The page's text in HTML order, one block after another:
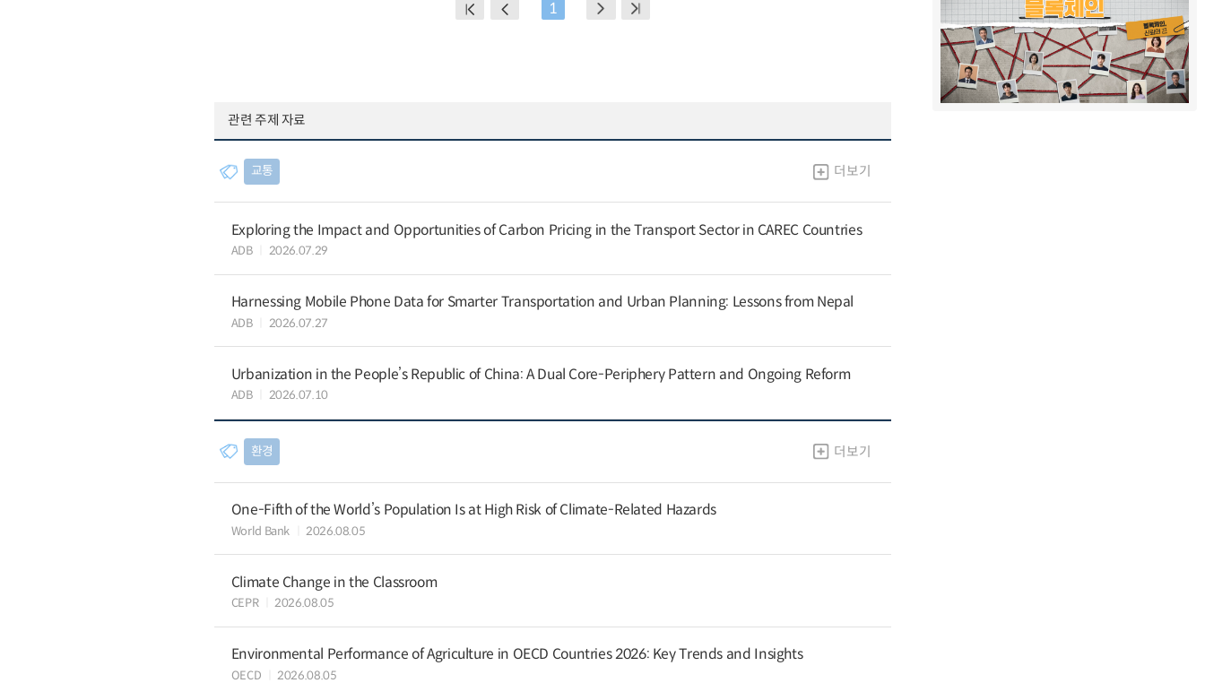
1
관련 주제 자료
교통 더보기
Exploring the Impact and Opportunities of Carbon Pricing in the Transport Sector in CAREC Countries
ADB 2026.07.29
Harnessing Mobile Phone Data for Smarter Transportation and Urban Planning: Lessons from Nepal
ADB 2026.07.27
Urbanization in the People’s Republic of China: A Dual Core-Periphery Pattern and Ongoing Reform
ADB 2026.07.10
환경 더보기
One-Fifth of the World’s Population Is at High Risk of Climate-Related Hazards
World Bank 2026.08.05
Climate Change in the Classroom
CEPR 2026.08.05
Environmental Performance of Agriculture in OECD Countries 2026: Key Trends and Insights
OECD 2026.08.05